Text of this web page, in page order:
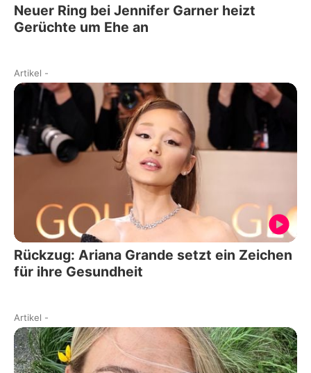
Neuer Ring bei Jennifer Garner heizt
Gerüchte um Ehe an
Artikel -
Rückzug: Ariana Grande setzt ein Zeichen
für ihre Gesundheit
Artikel -